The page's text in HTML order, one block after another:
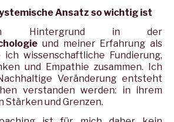
Ansatz so wichtig ist
Hintergrund in der
und meiner Erfahrung als
ich wissenschaftliche Fundierung,
und Empathie zusammen. Ich
Veränderung entsteht
verstanden werden: in ihrem
Stärken und Grenzen.